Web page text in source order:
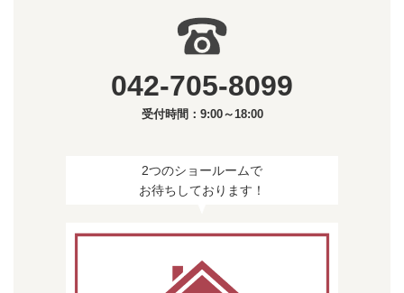
042-705-8099
受付時間：9:00～18:00
2つのショールームで
お待ちしております！